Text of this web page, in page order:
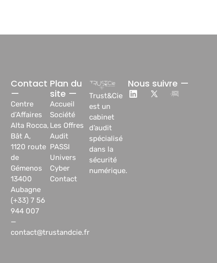
Trust&Cie
est un
cabinet
d’audit
spécialisé
dans la
sécurité
numérique.
Plan du
site —
Accueil
Société
Les Offres
Audit
PASSI
Univers
Cyber
Contact
Contact
—
Centre
d’Affaires
Alta Rocca,
Bât A,
1120 route
de
Gémenos
13400
Aubagne
(+33) 7 56
944 007
—
contact@trustandcie.fr
Nous suivre —